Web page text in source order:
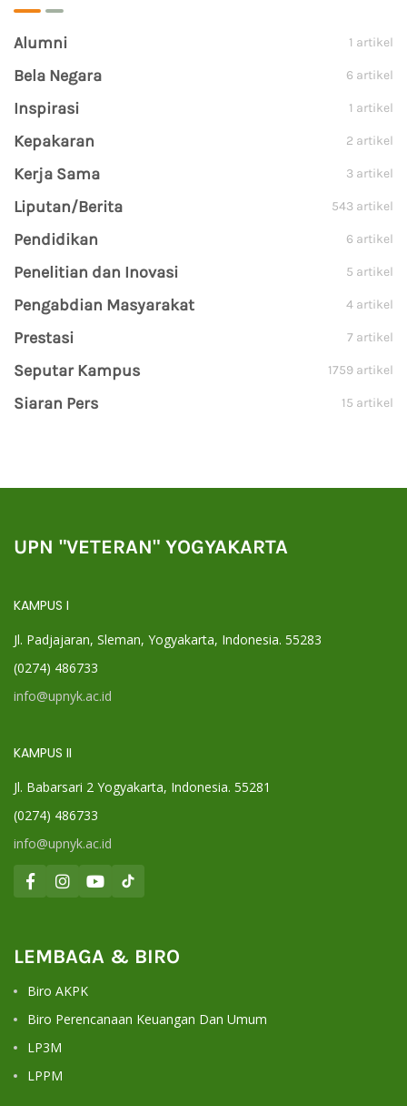
Alumni 1 artikel
Bela Negara 6 artikel
Inspirasi 1 artikel
Kepakaran 2 artikel
Kerja Sama 3 artikel
Liputan/Berita 543 artikel
Pendidikan 6 artikel
Penelitian dan Inovasi 5 artikel
Pengabdian Masyarakat 4 artikel
Prestasi 7 artikel
Seputar Kampus 1759 artikel
Siaran Pers 15 artikel
UPN "VETERAN" YOGYAKARTA
KAMPUS I
Jl. Padjajaran, Sleman, Yogyakarta, Indonesia. 55283
(0274) 486733
info@upnyk.ac.id
KAMPUS II
Jl. Babarsari 2 Yogyakarta, Indonesia. 55281
(0274) 486733
info@upnyk.ac.id
LEMBAGA & BIRO
Biro AKPK
Biro Perencanaan Keuangan Dan Umum
LP3M
LPPM